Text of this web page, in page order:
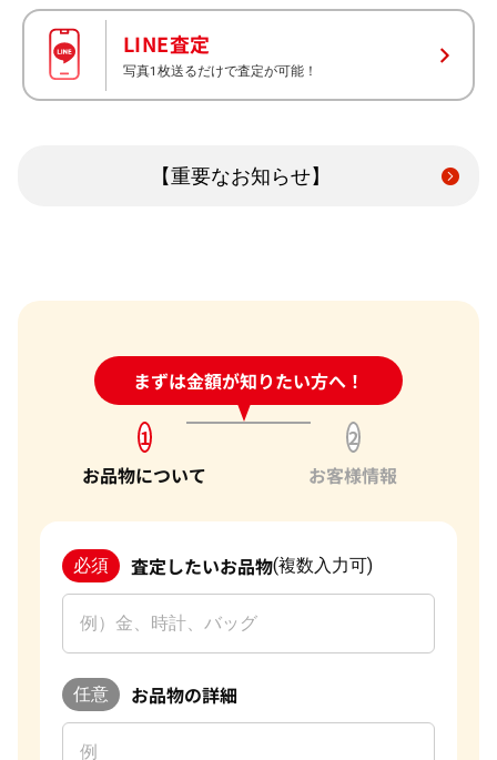
LINE査定
写真1枚送るだけで査定が可能！
【重要なお知らせ】
まずは金額が知りたい方へ！
24時間受付中!問い合わせフォーム
1
お品物について
2
お客様情報
必須 査定したいお品物(複数入力可)
任意 お品物の詳細